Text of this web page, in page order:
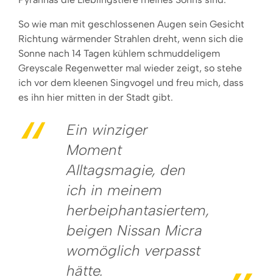
So wie man mit geschlossenen Augen sein Gesicht
Richtung wärmender Strahlen dreht, wenn sich die
Sonne nach 14 Tagen kühlem schmuddeligem
Greyscale Regenwetter mal wieder zeigt, so stehe
ich vor dem kleenen Singvogel und freu mich, dass
es ihn hier mitten in der Stadt gibt.
Ein winziger
Moment
Alltagsmagie, den
ich in meinem
herbeiphantasiertem,
beigen Nissan Micra
womöglich verpasst
hätte.